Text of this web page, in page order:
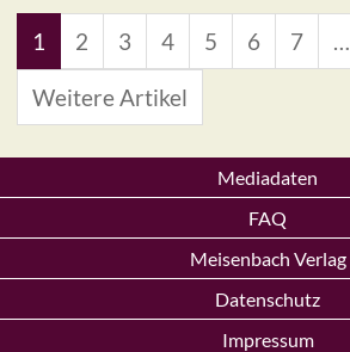
1 2 3 4 5 6 7 …
Weitere Artikel
Mediadaten
FAQ
Meisenbach Verlag
Datenschutz
Impressum